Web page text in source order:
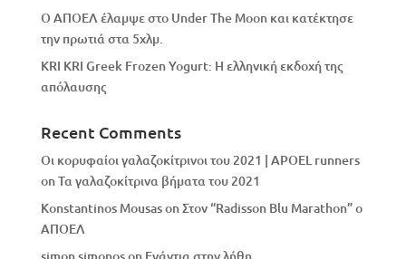
Ο ΑΠΟΕΛ έλαμψε στο Under The Moon και κατέκτησε
την πρωτιά στα 5χλμ.
KRI KRI Greek Frozen Yogurt: Η ελληνική εκδοχή της
απόλαυσης
Recent Comments
Οι κορυφαίοι γαλαζοκίτρινοι του 2021 | APOEL runners
onΤα γαλαζοκίτρινα βήματα του 2021
Konstantinos MousasonΣτον “Radisson Blu Marathon” ο
ΑΠΟΕΛ